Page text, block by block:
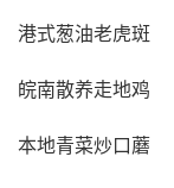
港式葱油老虎斑
皖南散养走地鸡
本地青菜炒口蘑